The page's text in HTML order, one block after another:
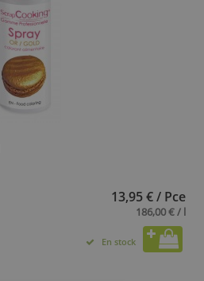
13,95 € / Pce
186,00 € / l
En stock